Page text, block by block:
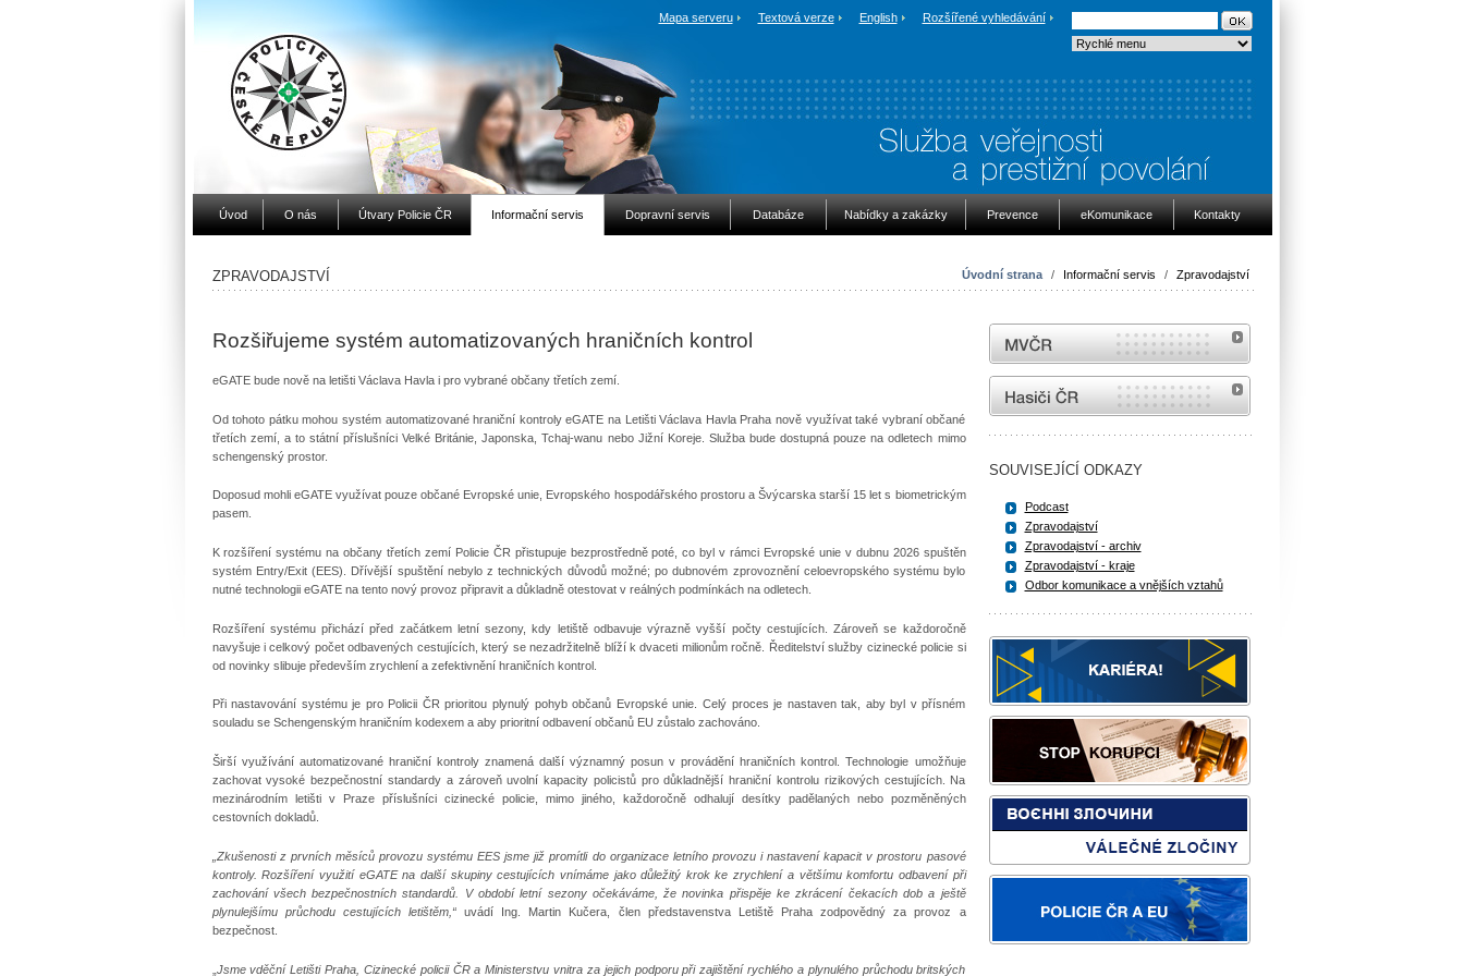
Mapa serveru Textová verze English Rozšířené vyhledávání
Úvod O nás Útvary Policie ČR Informační servis Dopravní servis Databáze Nabídky a zakázky Prevence eKomunikace Kontakty
Úvodní strana / Informační servis / Zpravodajství
ZPRAVODAJSTVÍ
Rozšiřujeme systém automatizovaných hraničních kontrol
eGATE bude nově na letišti Václava Havla i pro vybrané občany třetích zemí.
Od tohoto pátku mohou systém automatizované hraniční kontroly eGATE na Letišti Václava Havla Praha nově využívat také vybraní občané
třetích zemí, a to státní příslušníci Velké Británie, Japonska, Tchaj-wanu nebo Jižní Koreje. Služba bude dostupná pouze na odletech mimo
schengenský prostor.
Doposud mohli eGATE využívat pouze občané Evropské unie, Evropského hospodářského prostoru a Švýcarska starší 15 let s biometrickým
pasem.
K rozšíření systému na občany třetích zemí Policie ČR přistupuje bezprostředně poté, co byl v rámci Evropské unie v dubnu 2026 spuštěn
systém Entry/Exit (EES). Dřívější spuštění nebylo z technických důvodů možné; po dubnovém zprovoznění celoevropského systému bylo
nutné technologii eGATE na tento nový provoz připravit a důkladně otestovat v reálných podmínkách na odletech.
Rozšíření systému přichází před začátkem letní sezony, kdy letiště odbavuje výrazně vyšší počty cestujících. Zároveň se každoročně
navyšuje i celkový počet odbavených cestujících, který se nezadržitelně blíží k dvaceti milionům ročně. Ředitelství služby cizinecké policie si
od novinky slibuje především zrychlení a zefektivnění hraničních kontrol.
Při nastavování systému je pro Policii ČR prioritou plynulý pohyb občanů Evropské unie. Celý proces je nastaven tak, aby byl v přísném
souladu se Schengenským hraničním kodexem a aby prioritní odbavení občanů EU zůstalo zachováno.
Širší využívání automatizované hraniční kontroly znamená další významný posun v provádění hraničních kontrol. Technologie umožňuje
zachovat vysoké bezpečnostní standardy a zároveň uvolní kapacity policistů pro důkladnější hraniční kontrolu rizikových cestujících. Na
mezinárodním letišti v Praze příslušníci cizinecké policie, mimo jiného, každoročně odhalují desítky padělaných nebo pozměněných
cestovních dokladů.
„Zkušenosti z prvních měsíců provozu systému EES jsme již promítli do organizace letního provozu i nastavení kapacit v prostoru pasové
kontroly. Rozšíření využití eGATE na další skupiny cestujících vnímáme jako důležitý krok ke zrychlení a většímu komfortu odbavení při
zachování všech bezpečnostních standardů. V období letní sezony očekáváme, že novinka přispěje ke zkrácení čekacích dob a ještě
plynulejšímu průchodu cestujících letištěm,“uvádí Ing. Martin Kučera, člen představenstva Letiště Praha zodpovědný za provoz a
bezpečnost.
Jsme vděční Letišti Praha, Cizinecké policii ČR a Ministerstvu vnitra za jejich podporu při zajištění rychlého a plynulého průchodu britských
MVČR
internetové stránky Hasiči ČR
SOUVISEJÍCÍ ODKAZY
Podcast
Zpravodajství
Zpravodajství - archiv
Zpravodajství - kraje
Odbor komunikace a vnějších vztahů